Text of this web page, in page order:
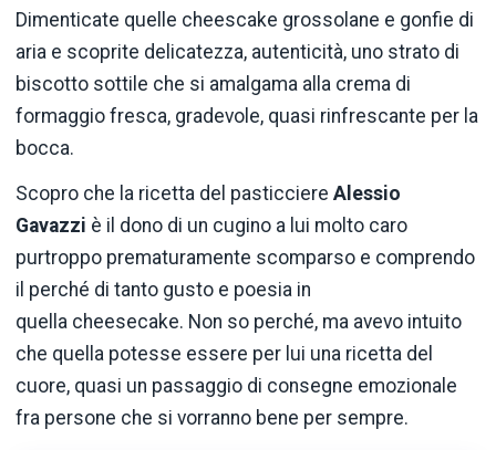
Dimenticate quelle cheescake grossolane e gonfie di
aria e scoprite delicatezza, autenticità, uno strato di
biscotto sottile che si amalgama alla crema di
formaggio fresca, gradevole, quasi rinfrescante per la
bocca.
Scopro che la ricetta del pasticciere Alessio
Gavazzi è il dono di un cugino a lui molto caro
purtroppo prematuramente scomparso e comprendo
il perché di tanto gusto e poesia in
quella cheesecake. Non so perché, ma avevo intuito
che quella potesse essere per lui una ricetta del
cuore, quasi un passaggio di consegne emozionale
fra persone che si vorranno bene per sempre.